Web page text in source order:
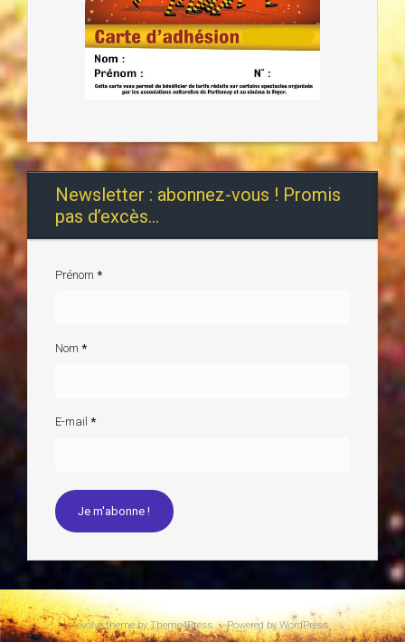
Newsletter : abonnez-vous ! Promis
pas d’excès…
Prénom *
Nom *
E-mail *
evolvetheme by Theme4Press • Powered byWordPress